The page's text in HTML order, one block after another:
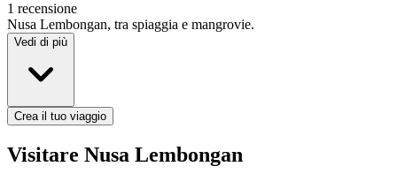
1 recensione
Nusa Lembongan, tra spiaggia e mangrovie.
Vedi di più
Crea il tuo viaggio
Visitare Nusa Lembongan